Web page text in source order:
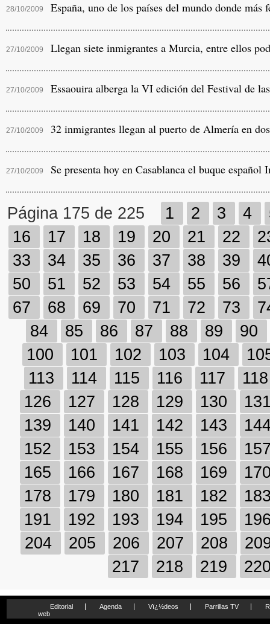
28/10/2009 España, uno de los países del mundo donde más
27/10/2009 Llegan siete inmigrantes a Murcia, entre ellos
27/10/2009 Essaouira alberga la VI edición del Festival de
27/10/2009 32 inmigrantes llegan al puerto de Almería en
27/10/2009 Se presenta hoy en Casablanca el buque español
Página 175 de 225 1 2 3 4
16
17 18 19 20 21 22
33
34 35 36 37 38 39
50
51 52 53 54 55 56
67
68 69 70 71 72 73
84
85 86 87 88 89
90
100
101 102 103 104
113
114 115 116 117
126
127 128 129 130
139
140 141 142 143
152
153 154 155 156
165
166 167 168 169
178
179 180 181 182
191
192 193 194 195
204
205 206 207 208
217
218 219
Editorial Agenda Vï¿½deos Parrillas TV
web